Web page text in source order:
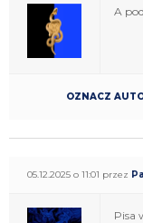
A
OZNACZ
05.12.2025 o 11:01 przez
Pisa